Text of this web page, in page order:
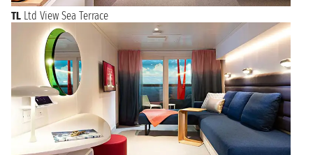
TL Ltd View Sea Terrace